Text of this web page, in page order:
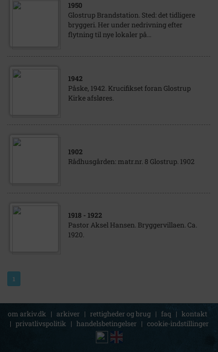
1950
Glostrup Brandstation. Sted: det tidligere
bryggeri. Her under nedrivning efter
flytning til nye lokaler på...
1942
Påske, 1942. Krucifikset foran Glostrup
Kirke afsløres.
1902
Rådhusgården: matr.nr. 8 Glostrup. 1902
1918 - 1922
Pastor Aksel Hansen. Bryggervillaen. Ca.
1920.
1
om arkiv.dk | arkiver | rettigheder og brug | faq | kontakt
| privatlivspolitik | handelsbetingelser | cookie-indstillinger